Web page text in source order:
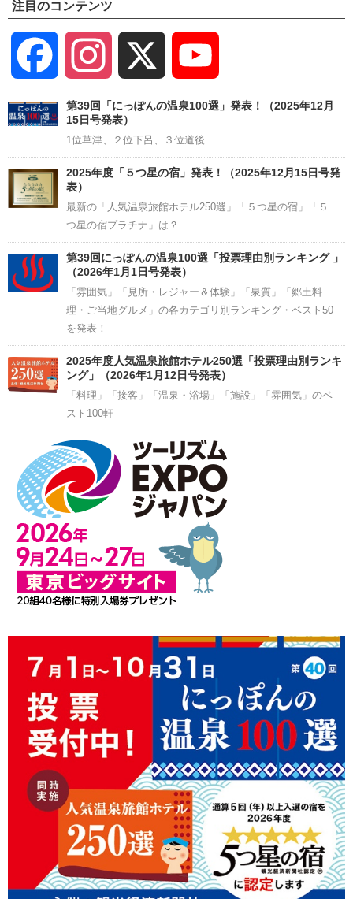
注目のコンテンツ
Facebook Instagram
Channel
第39回「にっぽんの温泉100選」発表！（2025年12月
15日号発表）
1位草津、２位下呂、３位道後
2025年度「５つ星の宿」発表！（2025年12月15日号発
表）
最新の「人気温泉旅館ホテル250選」「５つ星の宿」「５
つ星の宿プラチナ」は？
第39回にっぽんの温泉100選「投票理由別ランキング 」
（2026年1月1日号発表）
「雰囲気」「見所・レジャー＆体験」「泉質」「郷土料
理・ご当地グルメ」の各カテゴリ別ランキング・ベスト50
を発表！
2025年度人気温泉旅館ホテル250選「投票理由別ランキ
ング」（2026年1月12日号発表）
「料理」「接客」「温泉・浴場」「施設」「雰囲気」のベ
スト100軒